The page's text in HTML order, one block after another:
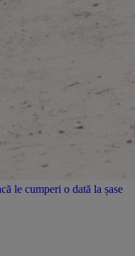
le cumperi o dată la șase